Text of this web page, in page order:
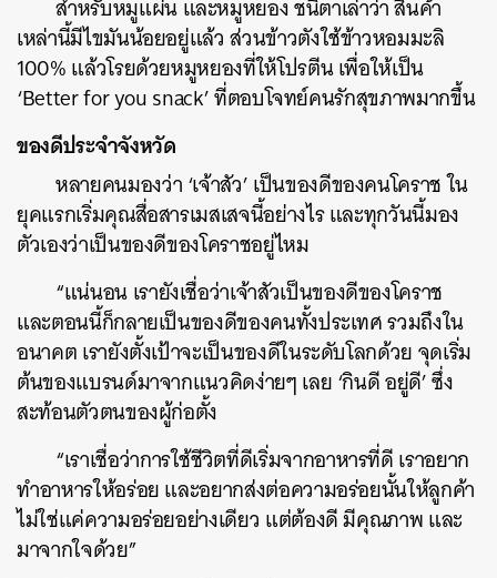
สำหรับหมูแผ่น และหมูหยอง ชนิตาเล่าว่า สินค้า
เหล่านี้มีไขมันน้อยอยู่แล้ว ส่วนข้าวตังใช้ข้าวหอมมะลิ
100% แล้วโรยด้วยหมูหยองที่ให้โปรตีน เพื่อให้เป็น
‘Better for you snack’ ที่ตอบโจทย์คนรักสุขภาพมากขึ้น
ของดีประจำจังหวัด
หลายคนมองว่า ‘เจ้าสัว’ เป็นของดีของคนโคราช ใน
ยุคแรกเริ่มคุณสื่อสารเมสเสจนี้อย่างไร และทุกวันนี้มอง
ตัวเองว่าเป็นของดีของโคราชอยู่ไหม
“แน่นอน เรายังเชื่อว่าเจ้าสัวเป็นของดีของโคราช
และตอนนี้ก็กลายเป็นของดีของคนทั้งประเทศ รวมถึงใน
อนาคต เรายังตั้งเป้าจะเป็นของดีในระดับโลกด้วย จุดเริ่ม
ต้นของแบรนด์มาจากแนวคิดง่ายๆ เลย ‘กินดี อยู่ดี’ ซึ่ง
สะท้อนตัวตนของผู้ก่อตั้ง
“เราเชื่อว่าการใช้ชีวิตที่ดีเริ่มจากอาหารที่ดี เราอยาก
ทำอาหารให้อร่อย และอยากส่งต่อความอร่อยนั้นให้ลูกค้า
ไม่ใช่แค่ความอร่อยอย่างเดียว แต่ต้องดี มีคุณภาพ และ
มาจากใจด้วย”
SHARE TWEET LINE EMAIL